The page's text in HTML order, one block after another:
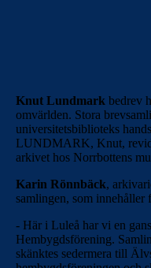
Knut Lundmark bedrev
omvärlden. Stora
universitetsbiblioteks
LUNDMARK, Knut,
arkivet hos Norrbottens
Karin Rönnbäck,
samlingen, som innehåller
- Här i Luleå har vi en
Hembygdsförening.
skänktes sedermera till